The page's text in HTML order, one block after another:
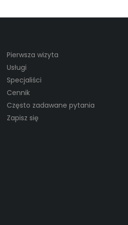
Pierwsza wizyta
Usługi
Specjaliści
Cennik
Często zadawane pytania
Zapisz się